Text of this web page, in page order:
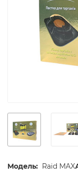
Модель: Raid MAX